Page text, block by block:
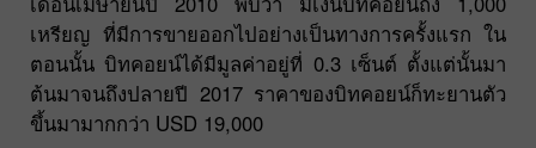
เหรียญ ที่มีการขายออกไปอย่างเป็นทางการครั้งแรก ใน
ตอนนั้น บิทคอยน์ได้มีมูลค่าอยู่ที่ 0.3 เซ็นต์ ตั้งแต่นั้นมา
ต้นมาจนถึงปลายปี 2017 ราคาของบิทคอยน์ก็ทะยานตัว
ขึ้นมามากกว่า USD 19,000